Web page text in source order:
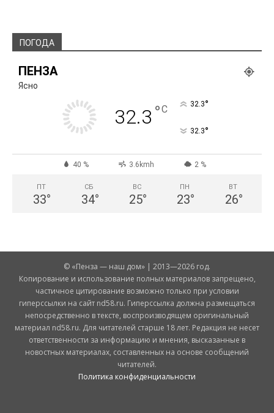
ПОГОДА
ПЕНЗА
Ясно
32.3 °C 32.3°
32.3°
40 % 3.6kmh 2 %
ПТ
33°
СБ
34°
ВС
25°
ПН
23°
ВТ
26°
© «Пенза — наш дом» | 2013—2026 год.
Копирование и использование полных материалов запрещено,
частичное цитирование возможно только при условии
гиперссылки на сайт nd58.ru. Гиперссылка должна размещаться
непосредственно в тексте, воспроизводящем оригинальный
материал nd58.ru. Для читателей старше 18 лет. Редакция не несет
ответственности за информацию и мнения, высказанные в
новостных материалах, составленных на основе сообщений
читателей.
Политика конфиденциальности